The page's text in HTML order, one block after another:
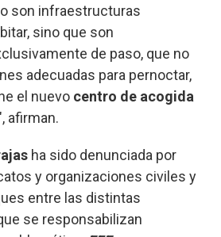
son infraestructuras
sino que son
de paso, que no
adecuadas para pernoctar,
el nuevo centro de acogida
afirman.
ha sido denunciada por
y organizaciones civiles y
entre las distintas
se responsabilizan